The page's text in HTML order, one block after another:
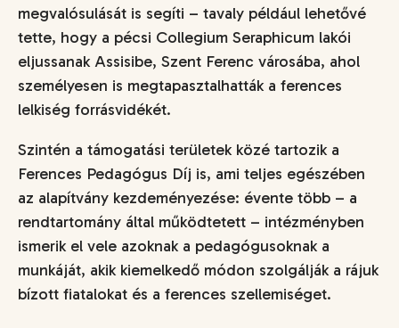
megvalósulását is segíti – tavaly például lehetővé
tette, hogy a pécsi Collegium Seraphicum lakói
eljussanak Assisibe, Szent Ferenc városába, ahol
személyesen is megtapasztalhatták a ferences
lelkiség forrásvidékét.
Szintén a támogatási területek közé tartozik a
Ferences Pedagógus Díj is, ami teljes egészében
az alapítvány kezdeményezése: évente több – a
rendtartomány által működtetett – intézményben
ismerik el vele azoknak a pedagógusoknak a
munkáját, akik kiemelkedő módon szolgálják a rájuk
bízott fiatalokat és a ferences szellemiséget.